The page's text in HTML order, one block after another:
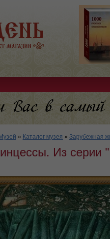
Музей » Каталог музея » Зарубежная
Из серии